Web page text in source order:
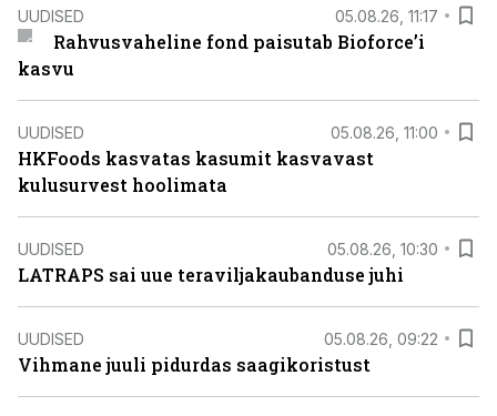
UUDISED 05.08.26, 11:17
Rahvusvaheline fond paisutab Bioforce’i
kasvu
UUDISED 05.08.26, 11:00
HKFoods kasvatas kasumit kasvavast
kulusurvest hoolimata
UUDISED 05.08.26, 10:30
LATRAPS sai uue teraviljakaubanduse juhi
UUDISED 05.08.26, 09:22
Vihmane juuli pidurdas saagikoristust